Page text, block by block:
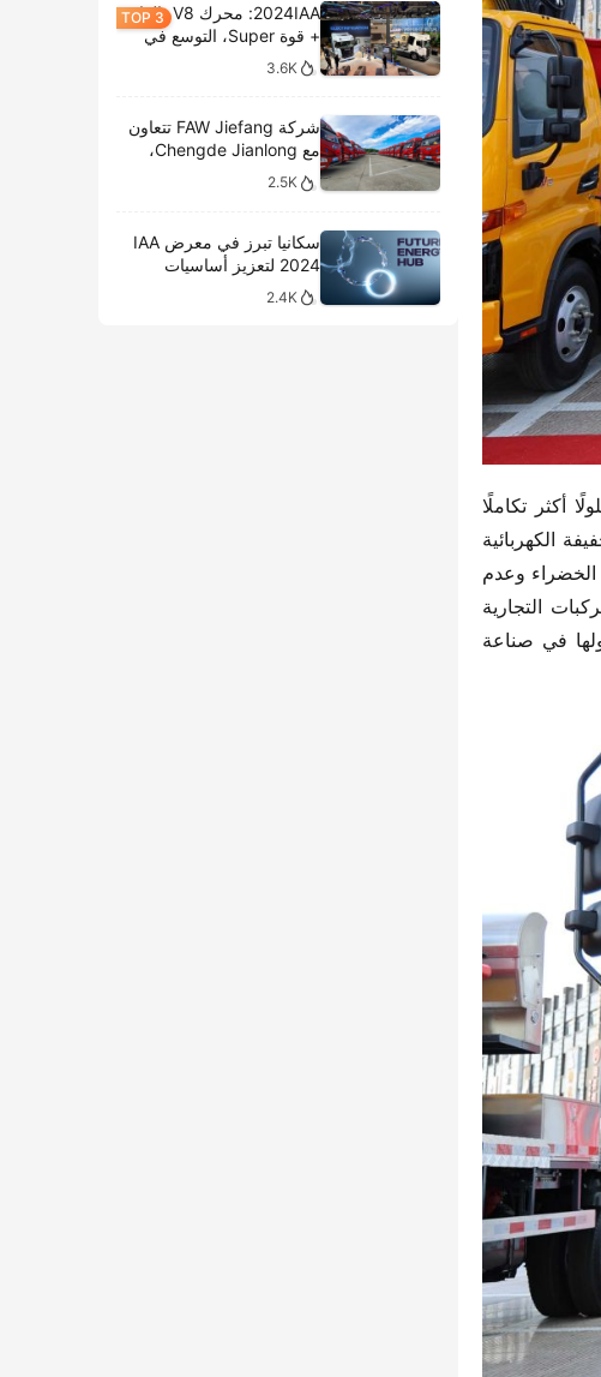
2024IAA: محرك V8، الغاز
+ قوة Super، التوسع في
الطرازات الكهربائية،
وتحليل المعروضات الداخلية
3.6K
شركة FAW Jiefang تتعاون
مع Chengde Jianlong،
وتكشف النقاب عن تسليم
2.5K
سكانيا تبرز في معرض IAA
2024 لتعزيز أساسيات
النقل المستدام
2.4K